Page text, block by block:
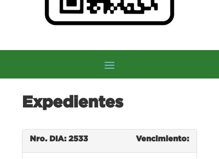
Expedientes
Nro. DIA: 2533 Vencimiento: